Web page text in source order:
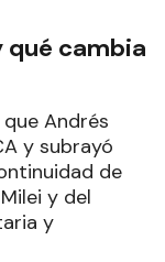
qué cambia
Andrés
y subrayó
de
y del
y